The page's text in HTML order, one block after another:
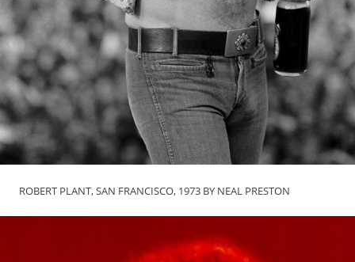
ROBERT PLANT, SAN FRANCISCO, 1973 BY NEAL PRESTON